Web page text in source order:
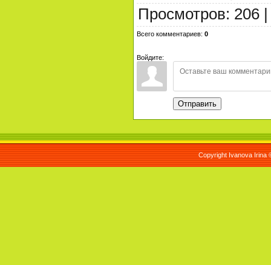
Просмотров: 206
Всего комментариев: 0
Войдите:
Отправить
Copyright Ivanova Irina